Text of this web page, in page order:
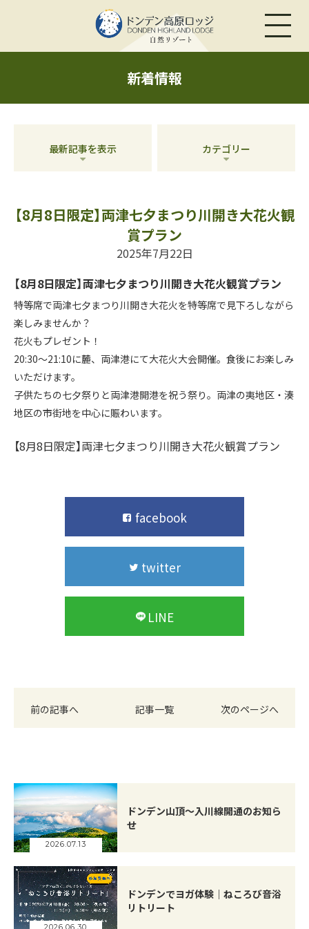
新着情報
最新記事を表示 カテゴリー
【8月8日限定】両津七夕まつり川開き大花火観
賞プラン
2025年7月22日
【8月8日限定】両津七夕まつり川開き大花火観賞プラン
特等席で両津七夕まつり川開き大花火を特等席で見下ろしながら
楽しみませんか？
花火もプレゼント！
20:30～21:10に麓、両津港にて大花火大会開催。食後にお楽しみ
いただけます。
子供たちの七夕祭りと両津港開港を祝う祭り。両津の夷地区・湊
地区の市街地を中心に賑わいます。
【8月8日限定】両津七夕まつり川開き大花火観賞プラン
facebook
twitter
LINE
記事一覧
前の記事へ 次のページへ
2026.07.13
ドンデン山頂～入川線開通のお知ら
せ
ドンデンでヨガ体験｜ねころび音浴
リトリート